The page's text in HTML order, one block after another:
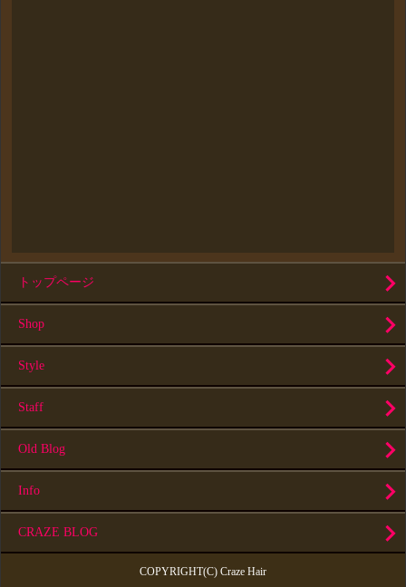
トップページ
Shop
Style
Staff
Old Blog
Info
CRAZE BLOG
COPYRIGHT(C) Craze Hair